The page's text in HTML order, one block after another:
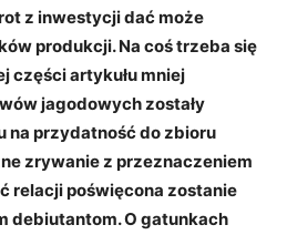
z inwestycji dać może
produkcji. Na coś trzeba się
części artykułu mniej
jagodowych zostały
na przydatność do zbioru
zrywanie z przeznaczeniem
relacji poświęcona zostanie
debiutantom. O gatunkach